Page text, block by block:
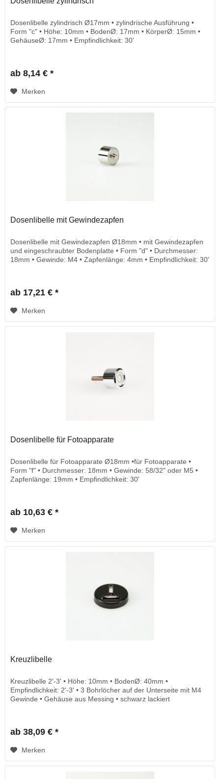
Dosenlibelle zylindrisch Ø17mm • zylindrische Ausführung •
Form "c" • Höhe: 10mm • BodenØ: 17mm • KörperØ: 15mm •
GehäuseØ: 17mm • Empfindlichkeit: 30'
ab 8,14 € *
Merken
Dosenlibelle mit Gewindezapfen
Dosenlibelle mit Gewindezapfen Ø18mm • mit Gewindezapfen
und eingeschraubter Bodenplatte • Form "d" • Durchmesser:
18mm • Gewinde: M4 • Zapfenlänge: 4mm • Empfindlichkeit: 30'
ab 17,21 € *
Merken
Dosenlibelle für Fotoapparate
Dosenlibelle für Fotoapparate Ø18mm •für Fotoapparate •
Form "f" • Durchmesser: 18mm • Gewinde: 58/32" oder M5 •
Zapfenlänge: 19mm • Empfindlichkeit: 30'
ab 10,63 € *
Merken
Kreuzlibelle
Kreuzlibelle 2'-3' • Höhe: 10mm • BodenØ: 40mm •
Empfindlichkeit: 2'-3' • 3 Bohrlöcher auf der Unterseite mit M4
Gewinde • Gehäuse aus Messing • schwarz lackiert
ab 38,09 € *
Merken